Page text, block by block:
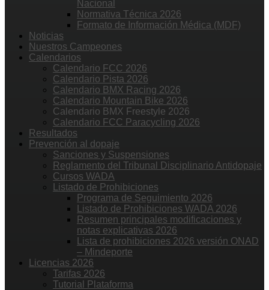
Nacional
Normativa Técnica 2026
Formato de Información Médica (MDF)
Noticias
Nuestros Campeones
Calendarios
Calendario FCC 2026
Calendario Pista 2026
Calendario BMX Racing 2026
Calendario Mountain Bike 2026
Calendario BMX Freestyle 2026
Calendario FCC Paracycling 2026
Resultados
Prevención al dopaje
Sanciones y Suspensiones
Reglamento del Tribunal Disciplinario Antidopaje
Cursos WADA
Listado de Prohibiciones
Programa de Seguimiento 2026
Listado de Prohibiciones WADA 2026
Resumen principales modificaciones y
notas explicativas 2026
Lista de prohibiciones 2026 versión ONAD
– Mindeporte
Licencias 2026
Tarifas 2026
Tutorial Plataforma